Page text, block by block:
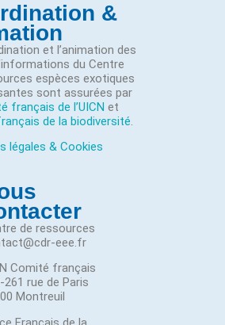
&
et l’animation des
du Centre
espèces exotiques
sont assurées par
français de l’UICN et
de la biodiversité.
légales & Cookies
de ressources
eee.fr
Comité français
261 rue de Paris
Montreuil